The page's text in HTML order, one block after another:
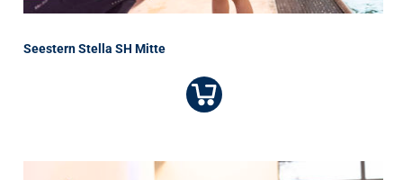
Seestern Stella SH Mitte